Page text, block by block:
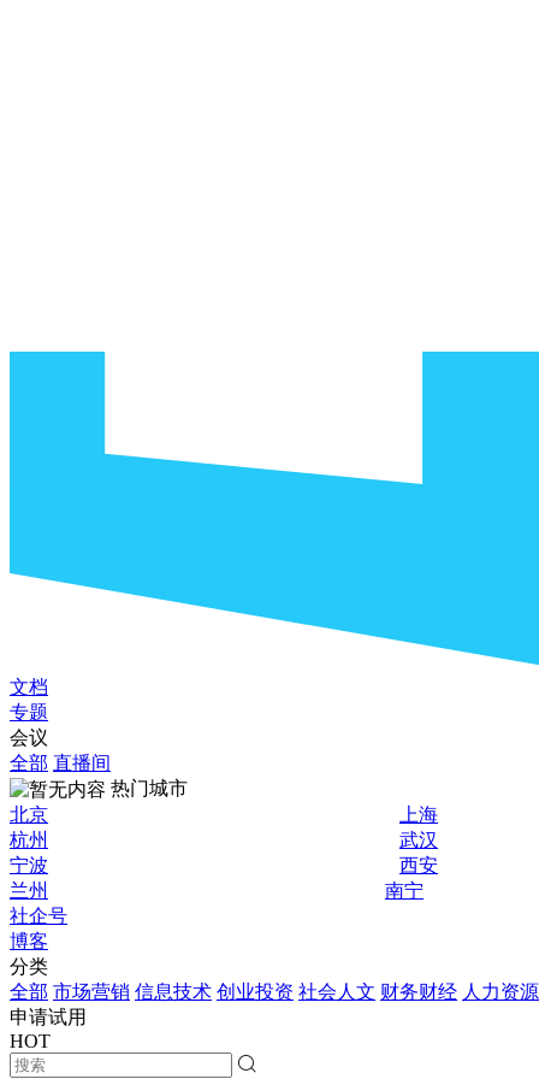
文档
专题
会议
全部 直播间
热门城市
北京
上海
杭州
武汉
宁波
西安
兰州
南宁
社企号
博客
分类
全部 市场营销 信息技术 创业投资 社会人文 财务财经 人力资源
申请试用
HOT